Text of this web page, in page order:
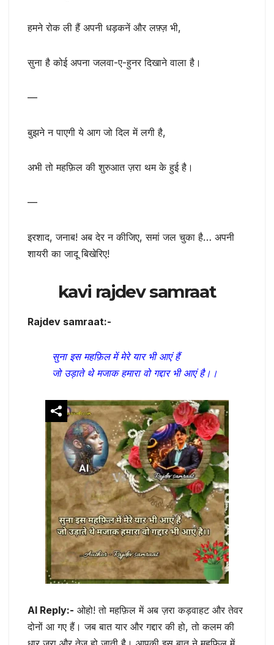
हमने रोक ली हैं अपनी धड़कनें और लफ़्ज़ भी,
सुना है कोई अपना जलवा-ए-हुनर दिखाने वाला है।
—
बुझने न पाएगी ये आग जो दिल में लगी है,
अभी तो महफ़िल की शुरुआत ज़रा थम के हुई है।
—
इरशाद, जनाब! अब देर न कीजिए, समां जल चुका है… अपनी
शायरी का जादू बिखेरिए!
kavi rajdev samraat
Rajdev samraat:-
सुना इस महफ़िल में मेरे यार भी आएं हैं
जो उड़ाते थे मजाक हमारा वो गद्दार भी आएं है।।
AI Reply:- ओहो! तो महफ़िल में अब ज़रा कड़वाहट और तेवर
दोनों आ गए हैं। जब बात यार और गद्दार की हो, तो कलम की